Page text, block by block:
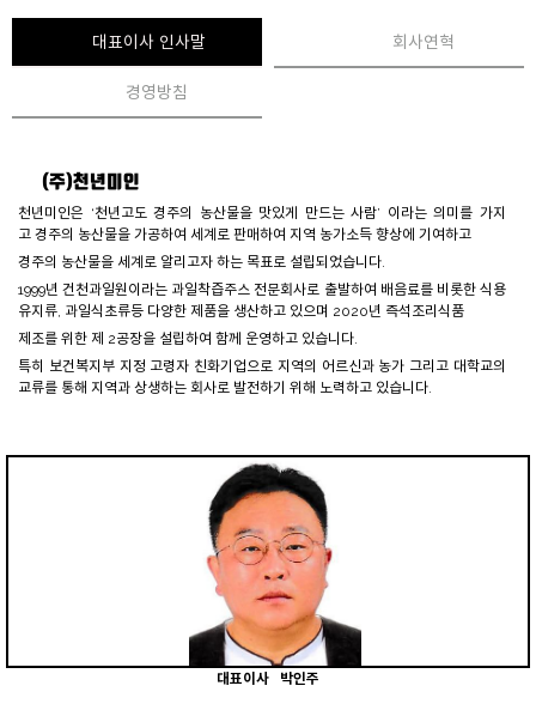
대표이사 인사말 회사연혁
경영방침
(주)천년미인
천년미인은 ‘천년고도 경주의 농산물을 맛있게 만드는 사람’ 이라는 의미를 가지
고 경주의 농산물을 가공하여 세계로 판매하여 지역 농가소득 향상에 기여하고
경주의 농산물을 세계로 알리고자 하는 목표로 설립되었습니다.
1999년 건천과일원이라는 과일착즙주스 전문회사로 출발하여 배음료를 비롯한 식용
유지류, 과일식초류등 다양한 제품을 생산하고 있으며 2020년 즉석조리식품
제조를 위한 제 2공장을 설립하여 함께 운영하고 있습니다.
특히 보건복지부 지정 고령자 친화기업으로 지역의 어르신과 농가 그리고 대학교의
교류를 통해 지역과 상생하는 회사로 발전하기 위해 노력하고 있습니다.
대표이사 박인주